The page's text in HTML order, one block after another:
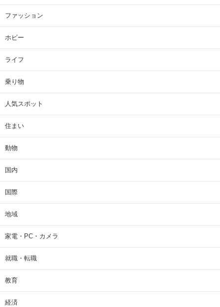
ファッション
ホビー
ライフ
乗り物
人気スポット
住まい
動物
国内
国際
地域
家電・PC・カメラ
就職・転職
教育
経済